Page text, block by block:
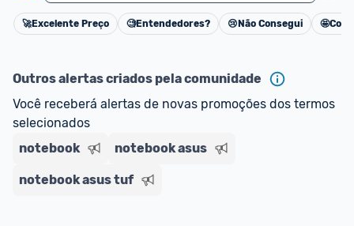
Cancelar
🚀Excelente Preço 🧐Entendedores? 😢 Não Consegui 🤩
Outros alertas criados pela comunidade
Você receberá alertas de novas promoções dos termos
selecionados
notebook
notebook asus
notebook asus tuf